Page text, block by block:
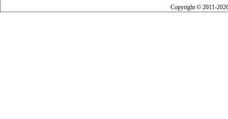
Copyright © 2011-